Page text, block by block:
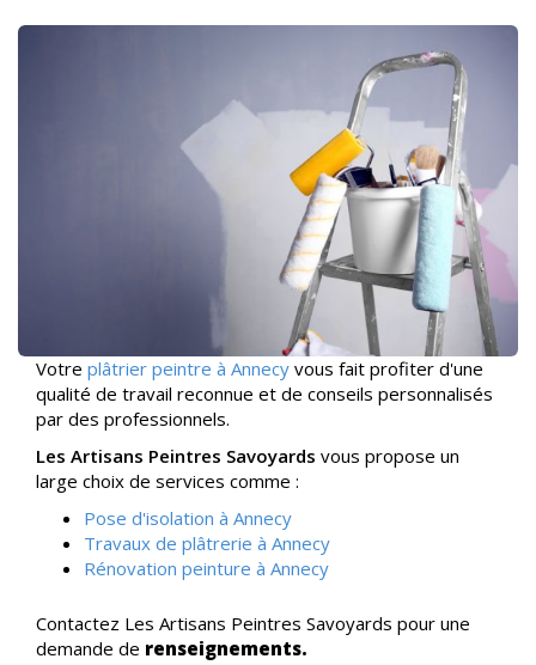
Votre plâtrier peintre à Annecy vous fait profiter d'une
qualité de travail reconnue et de conseils personnalisés
par des professionnels.
Les Artisans Peintres Savoyards vous propose un
large choix de services comme :
Pose d'isolation à Annecy
Travaux de plâtrerie à Annecy
Rénovation peinture à Annecy
Contactez Les Artisans Peintres Savoyards pour une
demande de renseignements.